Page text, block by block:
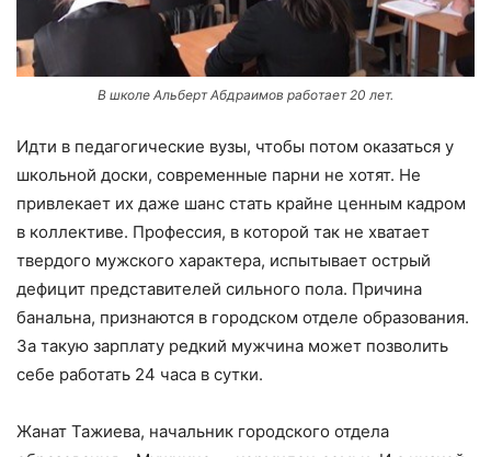
В школе Альберт Абдраимов работает 20 лет.
Идти в педагогические вузы, чтобы потом оказаться у
школьной доски, современные парни не хотят. Не
привлекает их даже шанс стать крайне ценным кадром
в коллективе. Профессия, в которой так не хватает
твердого мужского характера, испытывает острый
дефицит представителей сильного пола. Причина
банальна, признаются в городском отделе образования.
За такую зарплату редкий мужчина может позволить
себе работать 24 часа в сутки.
Жанат Тажиева, начальник городского отдела